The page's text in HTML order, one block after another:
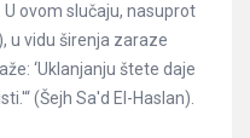
ovom slučaju, nasuprot
u vidu širenja zaraze
‘Uklanjanju štete daje
(Šejh Sa'd El-Haslan).